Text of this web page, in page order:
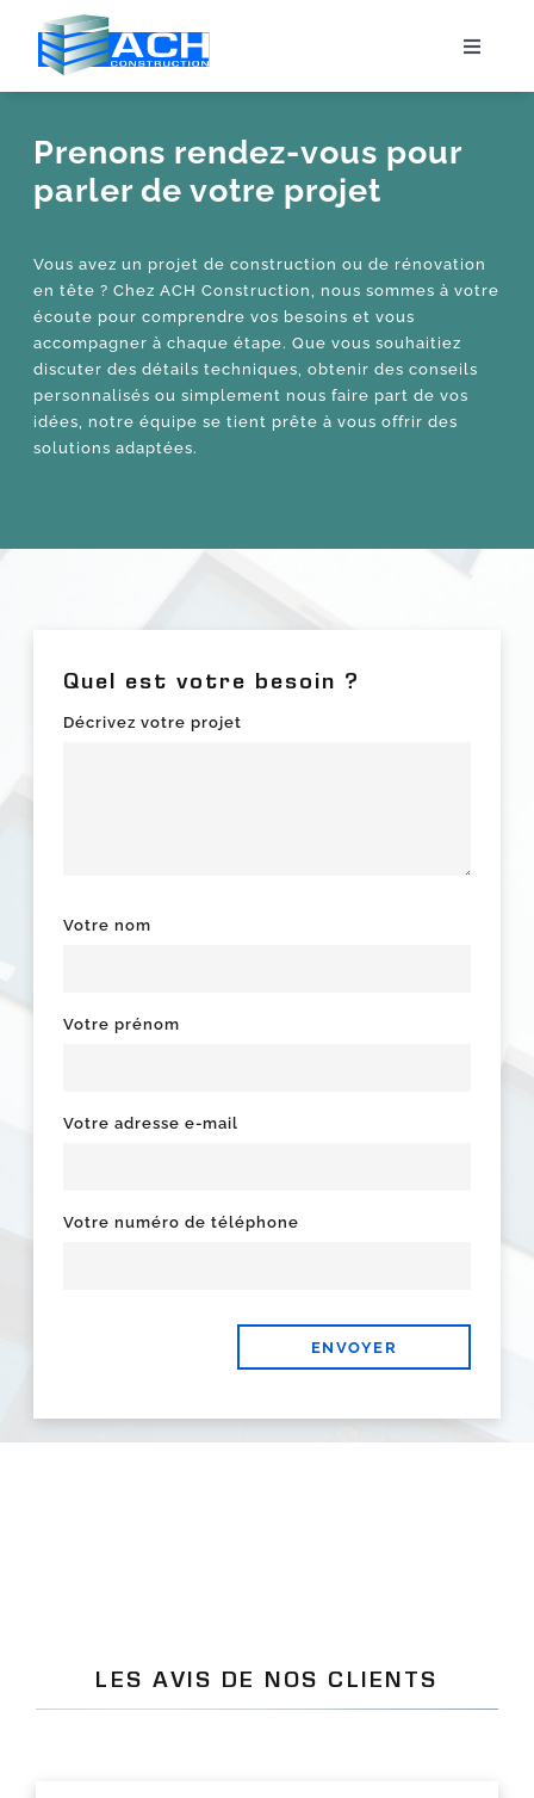
Passer
contenu
Toggle
Réalisations
Qui sommes-nous ?
PRENDRE RDV
Prenons rendez-vous pour
parler de votre projet
Vous avez un projet de construction ou de rénovation
en tête ? Chez ACH Construction, nous sommes à votre
écoute pour comprendre vos besoins et vous
accompagner à chaque étape. Que vous souhaitiez
discuter des détails techniques, obtenir des conseils
personnalisés ou simplement nous faire part de vos
idées, notre équipe se tient prête à vous offrir des
solutions adaptées.
Quel est votre besoin ?
Décrivez votre projet
Votre nom
Votre prénom
Votre adresse e-mail
Votre numéro de téléphone
ENVOYER
LES AVIS DE NOS CLIENTS